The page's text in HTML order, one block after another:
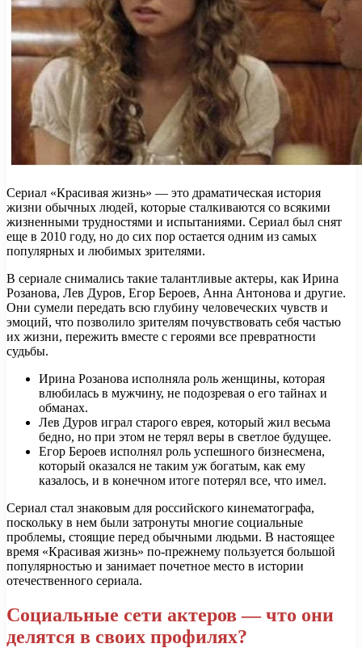
Сериал «Красивая жизнь» — это драматическая история
жизни обычных людей, которые сталкиваются со всякими
жизненными трудностями и испытаниями. Сериал был снят
еще в 2010 году, но до сих пор остается одним из самых
популярных и любимых зрителями.
В сериале снимались такие талантливые актеры, как Ирина
Розанова, Лев Дуров, Егор Бероев, Анна Антонова и другие.
Они сумели передать всю глубину человеческих чувств и
эмоций, что позволило зрителям почувствовать себя частью
их жизни, пережить вместе с героями все превратности
судьбы.
Ирина Розанова исполняла роль женщины, которая
влюбилась в мужчину, не подозревая о его тайнах и
обманах.
Лев Дуров играл старого еврея, который жил весьма
бедно, но при этом не терял веры в светлое будущее.
Егор Бероев исполнял роль успешного бизнесмена,
который оказался не таким уж богатым, как ему
казалось, и в конечном итоге потерял все, что имел.
Сериал стал знаковым для российского кинематографа,
поскольку в нем были затронуты многие социальные
проблемы, стоящие перед обычными людьми. В настоящее
время «Красивая жизнь» по-прежнему пользуется большой
популярностью и занимает почетное место в истории
отечественного сериала.
Социальные сети актеров — что они
делятся в своих профилях?